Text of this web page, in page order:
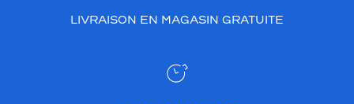
LIVRAISON EN MAGASIN GRATUITE